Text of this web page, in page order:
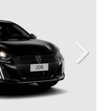
Next